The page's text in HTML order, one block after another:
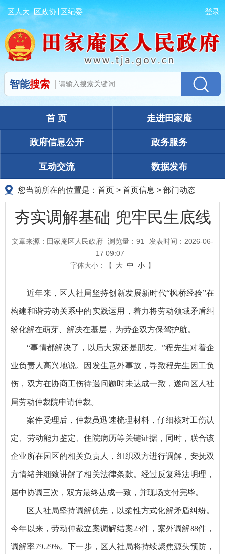
区人大 区政协 区纪委 登录
智能搜索
首 页 走进田家庵
政府信息公开 政务服务
互动交流 数据发布
您当前所在的位置是： 首页 > 首页信息 > 部门动态
夯实调解基础 兜牢民生底线
文章来源：田家庵区人民政府 浏览量： 91
发表时间：2026-06-
17 09:07
字体大小：【 大 中 小 】
近年来，区人社局坚持创新发展新时代“枫桥经验”在
构建和谐劳动关系中的实践运用，着力将劳动领域矛盾纠
纷化解在萌芽、解决在基层，为劳企双方保驾护航。
“事情都解决了，以后大家还是朋友。”程先生对着企
业负责人高兴地说。因发生意外事故，导致程先生因工负
伤，双方在协商工伤待遇问题时未达成一致，遂向区人社
局劳动仲裁院申请仲裁。
案件受理后，仲裁员迅速梳理材料，仔细核对工伤认
定、劳动能力鉴定、住院病历等关键证据，同时，联合该
企业所在园区的相关负责人，组织双方进行调解，安抚双
方情绪并细致讲解了相关法律条款。经过反复释法明理，
居中协调三次，双方最终达成一致，并现场支付完毕。
区人社局坚持调解优先，以柔性方式化解矛盾纠纷。
今年以来，劳动仲裁立案调解结案23件，案外调解88件，
调解率79.29%。下一步，区人社局将持续聚焦源头预防，